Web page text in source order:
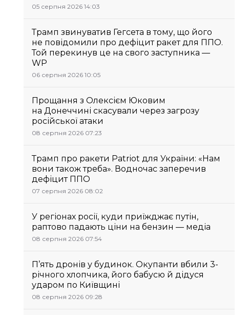
05 серпня 2026 14:03
Трамп звинуватив Гегсета в тому, що його
не повідомили про дефіцит ракет для ППО.
Той перекинув це на свого заступника —
WP
06 серпня 2026 10:05
Прощання з Олексієм Юковим
на Донеччині скасували через загрозу
російської атаки
08 серпня 2026 07:23
Трамп про ракети Patriot для України: «Нам
вони також треба». Водночас заперечив
дефіцит ППО
07 серпня 2026 08:02
У регіонах росії, куди приїжджає путін,
раптово падають ціни на бензин — медіа
08 серпня 2026 07:54
П’ять дронів у будинок. Окупанти вбили 3-
річного хлопчика, його бабусю й дідуся
ударом по Київщині
08 серпня 2026 09:28